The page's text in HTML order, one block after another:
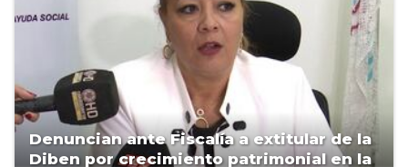
Denuncian ante Fiscalía a extitular de la
Diben por crecimiento patrimonial en la